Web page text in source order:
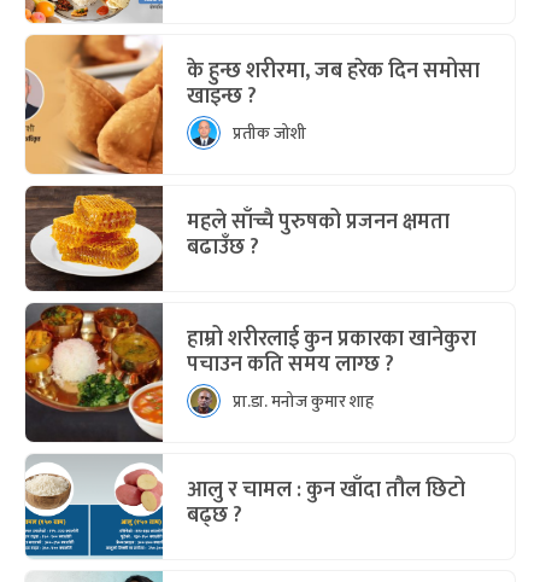
के हुन्छ शरीरमा, जब हरेक दिन समोसा
खाइन्छ ?
प्रतीक जोशी
महले साँच्चै पुरुषको प्रजनन क्षमता
बढाउँछ ?
हाम्रो शरीरलाई कुन प्रकारका खानेकुरा
पचाउन कति समय लाग्छ ?
प्रा.डा. मनोज कुमार शाह
आलु र चामल : कुन खाँदा तौल छिटो
बढ्छ ?